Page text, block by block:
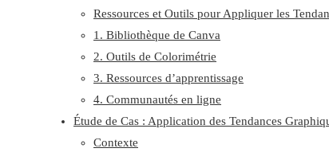
Ressources et Outils pour Appliquer les
1. Bibliothèque de Canva
2. Outils de Colorimétrie
3. Ressources d’apprentissage
4. Communautés en ligne
Étude de Cas : Application des Tendances
Contexte